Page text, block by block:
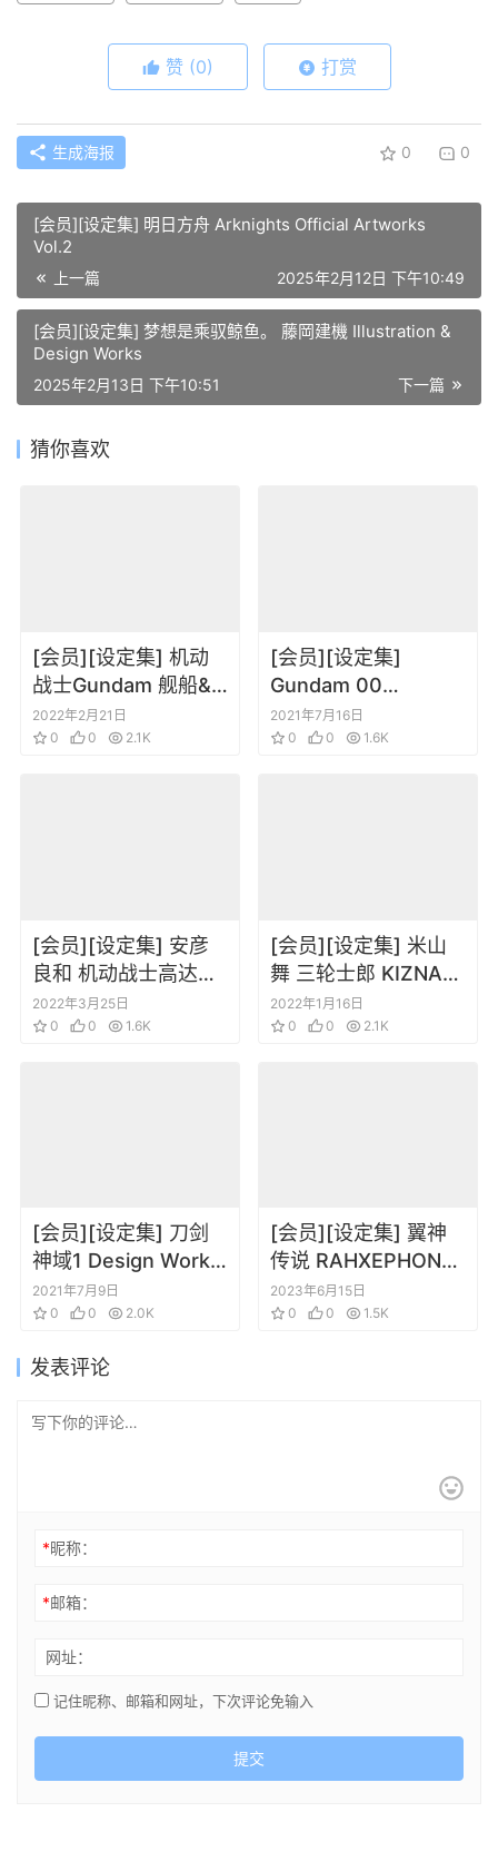
赞 (0) 打赏
生成海报 0 0
[会员][设定集] 明日方舟 Arknights Official Artworks
Vol.2
上一篇 2025年2月12日 下午10:49
[会员][设定集] 梦想是乘驭鲸鱼。 藤岡建機 Illustration &
Design Works
下一篇
2025年2月13日 下午10:51
猜你喜欢
[会员][设定集] 机动
战士Gundam 舰船&
航空机大全集 2010
飞机战舰设定原画集
2022年2月21日
0
0 2.1K
[会员][设定集]
Gundam 00
Mechanics 2nd 机动
战士高达00 资料集
2021年7月16日
0
0 1.6K
[会员][设定集] 安彦
良和 机动战士高达
THE ORIGIN1+2动画
设定集
2022年3月25日
0
0 1.6K
[会员][设定集] 米山
舞 三轮士郎 KIZNAVI
BOOK 01羁绊者 设定
集
2022年1月16日
0
0 2.1K
[会员][设定集] 刀剑
神域1 Design Works
角色场景三视图线稿
2021年7月9日
0
0 2.0K
[会员][设定集] 翼神
传说 RAHXEPHON
COMPLETE
2023年6月15日
0
0 1.5K
发表评论
*昵称：
*邮箱：
网址：
记住昵称、邮箱和网址，下次评论免输入
提交